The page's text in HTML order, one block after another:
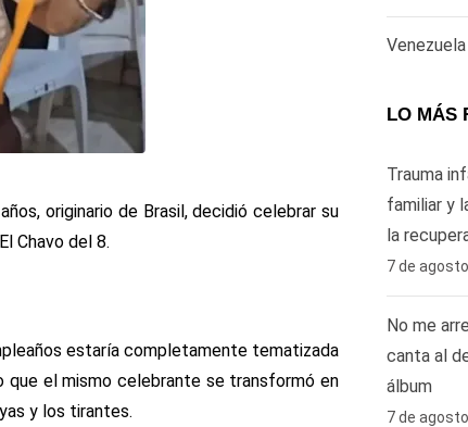
originario de Brasil, decidió celebrar su
Chavo del 8.
estaría completamente tematizada
que el mismo celebrante se transformó en
y los tirantes.
Venezuela
LO MÁS
Trauma
familiar y
la
7 de
No me
canta al
álbum
7 de